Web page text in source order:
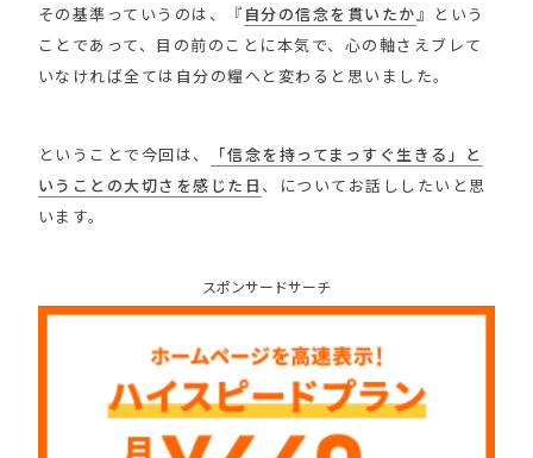
その基準っていうのは、『 自分の信念を貫いたか 』という
ことであって、目の前のことに本気で、心の軸さえブレて
いなければ全ては自分の糧へと変わると思いました。
ということで今回は、
「信念を持ってまっすぐ生きる」と
いうことの大切さを感じた日 、についてお話ししたいと思
います。
スポンサードサーチ